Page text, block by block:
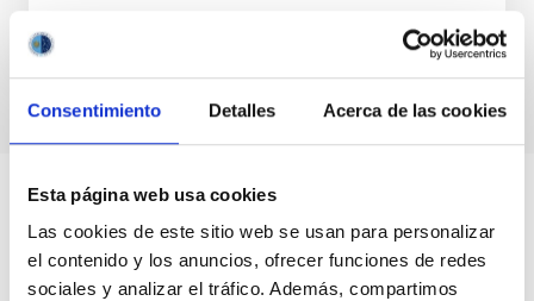
Consentimiento Detalles Acerca de las cookies
Esta página web usa cookies
Las cookies de este sitio web se usan para personalizar
el contenido y los anuncios, ofrecer funciones de redes
sociales y analizar el tráfico. Además, compartimos